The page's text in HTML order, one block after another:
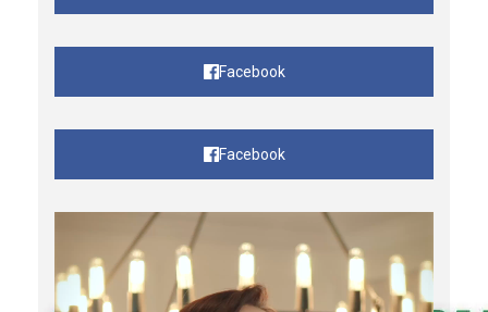
Facebook
Facebook